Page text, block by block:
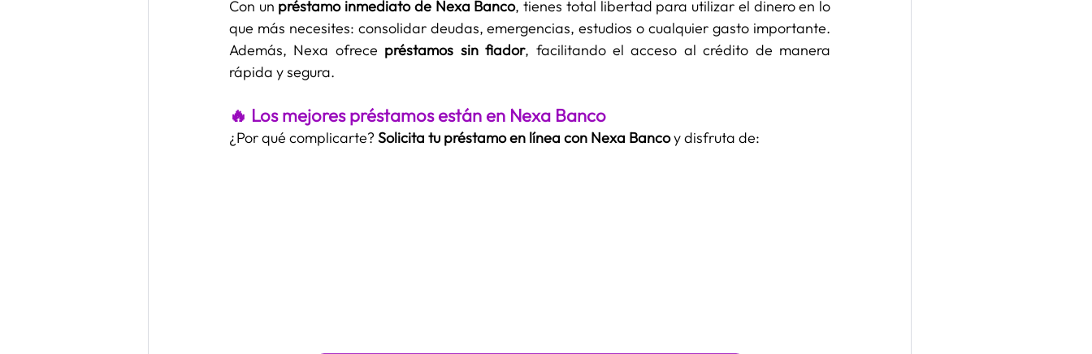
Con un préstamo inmediato de Nexa Banco, tienes total libertad para utilizar el dinero en lo
que más necesites: consolidar deudas, emergencias, estudios o cualquier gasto importante.
Además, Nexa ofrece préstamos sin fiador, facilitando el acceso al crédito de manera
rápida y segura.
🔥 Los mejores préstamos están en Nexa Banco
¿Por qué complicarte? Solicita tu préstamo en línea con Nexa Banco y disfruta de: